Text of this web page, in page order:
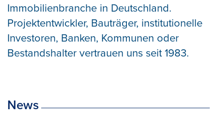
Immobilienbranche in Deutschland.
Projektentwickler, Bauträger, institutionelle
Investoren, Banken, Kommunen oder
Bestandshalter vertrauen uns seit 1983.
News